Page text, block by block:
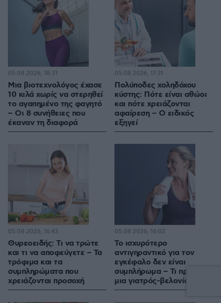
Μια βιοτεχνολόγος έχασε
10 κιλά χωρίς να στερηθεί
το αγαπημένο της φαγητό
– Οι 8 συνήθειες που
έκαναν τη διαφορά
05.08.2026, 18:31
Πολύποδες χοληδόχου
κύστης: Πότε είναι αθώοι
και πότε χρειάζονται
αφαίρεση – Ο ειδικός
εξηγεί
05.08.2026, 17:31
Θυρεοειδής: Τι να τρώτε
και τι να αποφεύγετε – Τα
τρόφιμα και τα
συμπληρώματα που
χρειάζονται προσοχή
05.08.2026, 16:43
Το ισχυρότερο
αντιγηραντικό για τον
εγκέφαλο δεν είναι
συμπλήρωμα – Τι προτείνει
μια γιατρός-βελονίστρια
05.08.2026, 16:02